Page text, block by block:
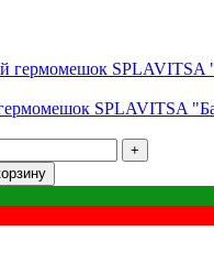
SPLAVITSA
+